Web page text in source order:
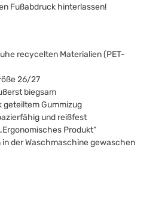
Fußabdruck hinterlassen!
recycelten Materialien (PET-
26/27
biegsam
geteiltem Gummizug
und reißfest
Produkt“
der Waschmaschine gewaschen